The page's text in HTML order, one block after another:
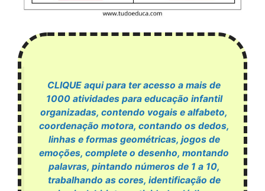
CLIQUE aqui para ter acesso a mais de
1000 atividades para educação infantil
organizadas, contendo vogais e alfabeto,
coordenação motora, contando os dedos,
linhas e formas geométricas, jogos de
emoções, complete o desenho, montando
palavras, pintando números de 1 a 10,
trabalhando as cores, identificação de